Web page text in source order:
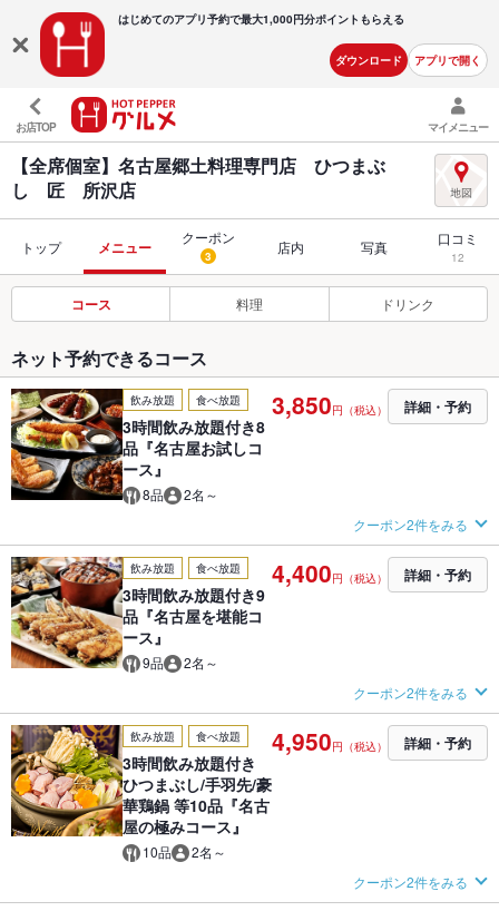
はじめてのアプリ予約で最大1,000円分ポイントもらえる
ダウンロード アプリで開く
お店TOP マイメニュー
【全席個室】名古屋郷土料理専門店 ひつまぶ
し 匠 所沢店
トップ メニュー
クーポン
3 店内 写真 口コミ
12
コース 料理 ドリンク
ネット予約できるコース
飲み放題 食べ放題
3時間飲み放題付き8
品『名古屋お試しコ
ース』
8品 2名～
3,850円（税込） 詳細・予約
クーポン2件をみる
飲み放題 食べ放題
3時間飲み放題付き9
品『名古屋を堪能コ
ース』
9品 2名～
4,400円（税込） 詳細・予約
クーポン2件をみる
飲み放題 食べ放題
3時間飲み放題付き
ひつまぶし/手羽先/豪
華鶏鍋 等10品『名古
屋の極みコース』
10品 2名～
4,950円（税込） 詳細・予約
クーポン2件をみる